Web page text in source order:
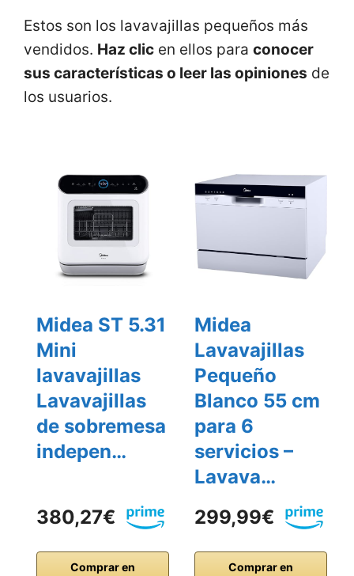
Estos son los lavavajillas pequeños más
vendidos. Haz clic en ellos para conocer
sus características o leer las opiniones de
los usuarios.
Midea ST 5.31
Mini
lavavajillas
Lavavajillas
de sobremesa
indepen…
380,27€
Comprar en
Midea
Lavavajillas
Pequeño
Blanco 55 cm
para 6
servicios –
Lavava…
299,99€
Comprar en